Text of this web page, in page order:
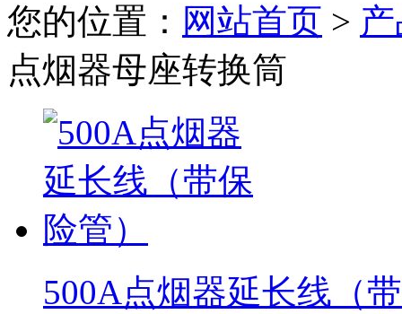
您的位置： 网站首页 >
点烟器母座转换筒
500A点烟器延长线（